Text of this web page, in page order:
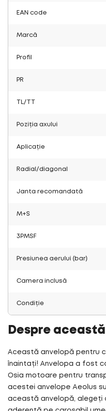
EAN code
Marcă
Profil
PR
TL/TT
Poziția axului
Aplicație
Radial/diagonal
Janta recomandată
M+S
3PMSF
Presiunea aerului (bar)
Camera inclusă
Condiție
Despre
Această anvelopă pentru
înaintați! Anvelopa a fost
Osia motoare pentru
acestei anvelope Aeolus
această anvelopă, alegeți